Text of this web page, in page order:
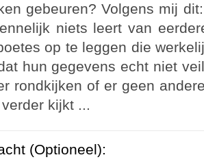
gebeuren? Volgens mij
niets leert van
op te leggen die
hun gegevens echt niet
rondkijken of er geen
kijkt ...
(Optioneel):